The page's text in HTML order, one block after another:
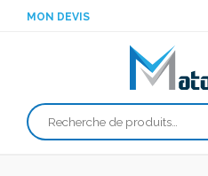
MON DEVIS
Recherche